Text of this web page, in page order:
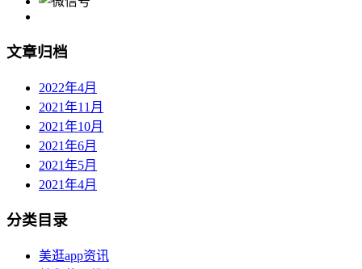
文章归档
2022年4月
2021年11月
2021年10月
2021年6月
2021年5月
2021年4月
分类目录
美逛app资讯